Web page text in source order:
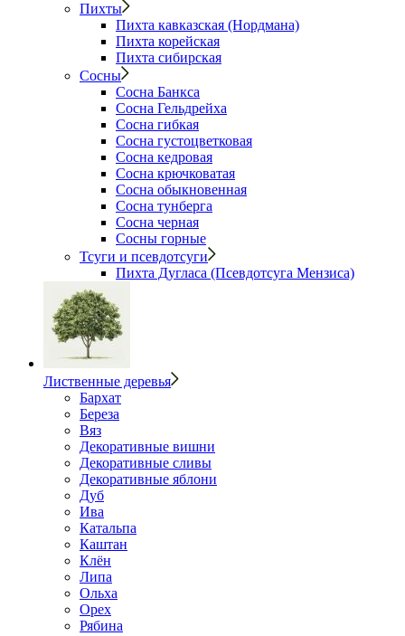
Пихты
Пихта кавказская (Нордмана)
Пихта корейская
Пихта сибирская
Сосны
Сосна Банкса
Сосна Гельдрейха
Сосна гибкая
Сосна густоцветковая
Сосна кедровая
Сосна крючковатая
Сосна обыкновенная
Сосна тунберга
Сосна черная
Сосны горные
Тсуги и псевдотсуги
Пихта Дугласа (Псевдотсуга Мензиса)
Лиственные деревья
Бархат
Береза
Вяз
Декоративные вишни
Декоративные сливы
Декоративные яблони
Дуб
Ива
Катальпа
Каштан
Клён
Липа
Ольха
Орех
Рябина